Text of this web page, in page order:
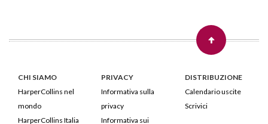
CHI SIAMO
HarperCollins nel
mondo
HarperCollins Italia
PRIVACY
Informativa sulla
privacy
Informativa sui
DISTRIBUZIONE
Calendario uscite
Scrivici